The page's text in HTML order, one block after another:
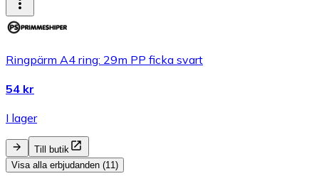
Ringpärm A4 ring: 29m PP ficka svart
54 kr
I lager
Till butik
Visa alla erbjudanden (11)